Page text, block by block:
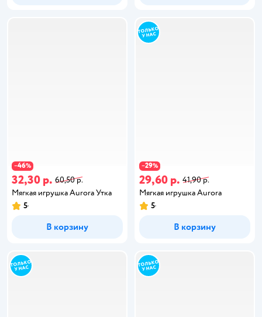
−46%
32,30 р. 60,50 р.
Мягкая игрушка Aurora Утка
5
В корзину
−29%
29,60 р. 41,90 р.
Мягкая игрушка Aurora
5
В корзину